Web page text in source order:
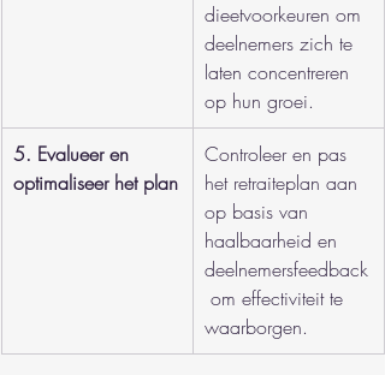
dieetvoorkeuren om
deelnemers zich te
laten concentreren
op hun groei.
5. Evalueer en
optimaliseer het plan
Controleer en pas
het retraiteplan aan
op basis van
haalbaarheid en
deelnemersfeedback
om effectiviteit te
waarborgen.